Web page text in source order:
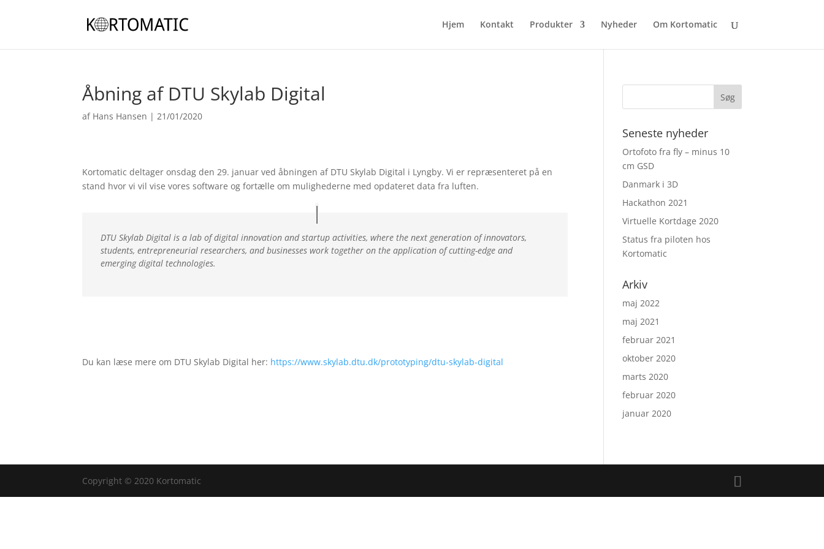
Hjem Kontakt Produkter Nyheder Om Kortomatic
Åbning af DTU Skylab Digital
af Hans Hansen |21/01/2020
Kortomatic deltager onsdag den 29. januar ved åbningen af DTU Skylab Digital i Lyngby. Vi er repræsenteret på en
stand hvor vi vil vise vores software og fortælle om mulighederne med opdateret data fra luften.
DTU Skylab Digital is a lab of digital innovation and startup activities, where the next generation of innovators,
students, entrepreneurial researchers, and businesses work together on the application of cutting-edge and
emerging digital technologies.
Du kan læse mere om DTU Skylab Digital her: https://www.skylab.dtu.dk/prototyping/dtu-skylab-digital
Seneste nyheder
Ortofoto fra fly – minus 10
cm GSD
Danmark i 3D
Hackathon 2021
Virtuelle Kortdage 2020
Status fra piloten hos
Kortomatic
Arkiv
maj 2022
maj 2021
februar 2021
oktober 2020
marts 2020
februar 2020
januar 2020
Copyright © 2020 Kortomatic